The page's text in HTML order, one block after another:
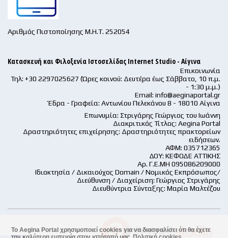
Το Aegina Portal χρησιμοποιεί cookies για να διασφαλίσει ότι θα έχετε
Αριθμός Πιστοποίησης Μ.Η.Τ. 252054
Κατασκευή και Φιλοξενία Ιστοσελίδας Internet Studio - Αίγινα
Επικοινωνία
Τηλ: +30 2297025627 (Ώρες κοινού: Δευτέρα έως Σάββατο, 10 π.μ.
- 1:30 μ.μ.)
Email: info@aeginaportal.gr
Έδρα - Γραφεία: Αντωνίου Πελεκάνου 8 - 18010 Αίγινα
Επωνυμία: Στριγάρης Γεώργιος του Ιωάννη
Διακριτικός Τίτλος: Aegina Portal
Δραστηριότητες επιχείρησης: Δραστηριότητες πρακτορείων
ειδήσεων.
ΑΦΜ: 035712365
ΔΟΥ: ΚΕΦΟΔΕ ΑΤΤΙΚΗΣ
Αρ. Γ.Ε.ΜΗ 095086209000
Ιδιοκτησία / Δικαιούχος Domain / Νομικός Εκπρόσωπος/
Διεύθυνση / Διαχείριση: Γεώργιος Στριγάρης
Διευθύντρια Σύνταξης: Μαρία Μαλτέζου